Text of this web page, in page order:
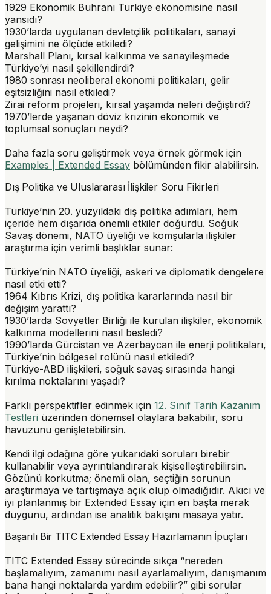
1929 Ekonomik Buhranı Türkiye ekonomisine nasıl
yansıdı?
1930’larda uygulanan devletçilik politikaları, sanayi
gelişimini ne ölçüde etkiledi?
Marshall Planı, kırsal kalkınma ve sanayileşmede
Türkiye’yi nasıl şekillendirdi?
1980 sonrası neoliberal ekonomi politikaları, gelir
eşitsizliğini nasıl etkiledi?
Zirai reform projeleri, kırsal yaşamda neleri değiştirdi?
1970’lerde yaşanan döviz krizinin ekonomik ve
toplumsal sonuçları neydi?
Daha fazla soru geliştirmek veya örnek görmek için
Examples | Extended Essay bölümünden fikir alabilirsin.
Dış Politika ve Uluslararası İlişkiler Soru Fikirleri
Türkiye’nin 20. yüzyıldaki dış politika adımları, hem
içeride hem dışarıda önemli etkiler doğurdu. Soğuk
Savaş dönemi, NATO üyeliği ve komşularla ilişkiler
araştırma için verimli başlıklar sunar:
Türkiye’nin NATO üyeliği, askeri ve diplomatik dengelere
nasıl etki etti?
1964 Kıbrıs Krizi, dış politika kararlarında nasıl bir
değişim yarattı?
1930’larda Sovyetler Birliği ile kurulan ilişkiler, ekonomik
kalkınma modellerini nasıl besledi?
1990’larda Gürcistan ve Azerbaycan ile enerji politikaları,
Türkiye’nin bölgesel rolünü nasıl etkiledi?
Türkiye-ABD ilişkileri, soğuk savaş sırasında hangi
kırılma noktalarını yaşadı?
Farklı perspektifler edinmek için 12. Sınıf Tarih Kazanım
Testleri üzerinden dönemsel olaylara bakabilir, soru
havuzunu genişletebilirsin.
Kendi ilgi odağına göre yukarıdaki soruları birebir
kullanabilir veya ayrıntılandırarak kişiselleştirebilirsin.
Gözünü korkutma; önemli olan, seçtiğin sorunun
araştırmaya ve tartışmaya açık olup olmadığıdır. Akıcı ve
iyi planlanmış bir Extended Essay için en başta merak
duygunu, ardından ise analitik bakışını masaya yatır.
Başarılı Bir TITC Extended Essay Hazırlamanın İpuçları
TITC Extended Essay sürecinde sıkça “nereden
başlamalıyım, zamanımı nasıl ayarlamalıyım, danışmanım
bana hangi noktalarda yardım edebilir?” gibi sorular